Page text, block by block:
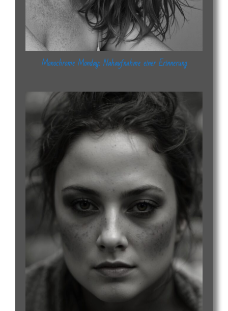
Monochrome Monday: Nahaufnahme einer Erinnerung